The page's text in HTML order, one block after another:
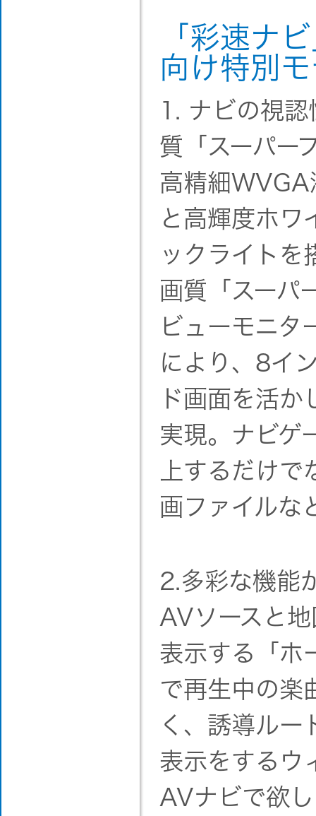
「彩速ナ
向け特別
1. ナビの視
質「スーパー
高精細WVGA
と高輝度ホワ
ックライトを
画質「スーパ
ビューモニタ
により、8イ
ド画面を活
実現。ナビゲ
上するだけ
画ファイルな
2.多彩な機能
AVソースと
表示する「ホ
で再生中の楽
く、誘導ルー
表示をするウ
AVナビで欲